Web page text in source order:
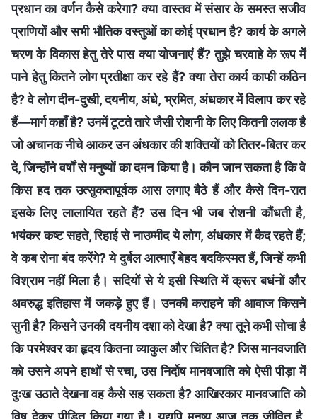
प्रधान का वर्णन कैसे करेगा? क्या वास्तव में संसार के समस्त सजीव
प्राणियों और सभी भौतिक वस्तुओं का कोई प्रधान है? कार्य के अगले
चरण के विकास हेतु तेरे पास क्या योजनाएं हैं? तुझे चरवाहे के रूप में
पाने हेतु कितने लोग प्रतीक्षा कर रहे हैं? क्या तेरा कार्य काफी कठिन
है? वे लोग दीन-दुखी, दयनीय, अंधे, भ्रमित, अंधकार में विलाप कर रहे
हैं—मार्ग कहाँ है? उनमें टूटते तारे जैसी रोशनी के लिए कितनी ललक है
जो अचानक नीचे आकर उन अंधकार की शक्तियों को तितर-बितर कर
दे, जिन्होंने वर्षों से मनुष्यों का दमन किया है। कौन जान सकता है कि वे
किस हद तक उत्सुकतापूर्वक आस लगाए बैठे हैं और कैसे दिन-रात
इसके लिए लालायित रहते हैं? उस दिन भी जब रोशनी कौंधती है,
भयंकर कष्ट सहते, रिहाई से नाउम्मीद ये लोग, अंधकार में कैद रहते हैं;
वे कब रोना बंद करेंगे? ये दुर्बल आत्माएँ बेहद बदकिस्मत हैं, जिन्हें कभी
विश्राम नहीं मिला है। सदियों से ये इसी स्थिति में क्रूर बधंनों और
अवरुद्ध इतिहास में जकड़े हुए हैं। उनकी कराहने की आवाज किसने
सुनी है? किसने उनकी दयनीय दशा को देखा है? क्या तूने कभी सोचा है
कि परमेश्वर का हृदय कितना व्याकुल और चिंतित है? जिस मानवजाति
को उसने अपने हाथों से रचा, उस निर्दोष मानवजाति को ऐसी पीड़ा में
दुःख उठाते देखना वह कैसे सह सकता है? आखिरकार मानवजाति को